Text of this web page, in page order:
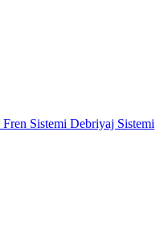
Fren Sistemi Debriyaj Sistemi